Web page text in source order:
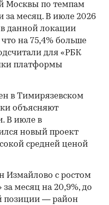
Москвы по темпам
за месяц. В июле 2026
в данной локации
что на 75,4% больше
для «РБК
платформы
в Тимирязевском
объясняют
В июле в
новый проект
средней ценой
Измайлово с ростом
месяц на 20,9%, до
позиции — район